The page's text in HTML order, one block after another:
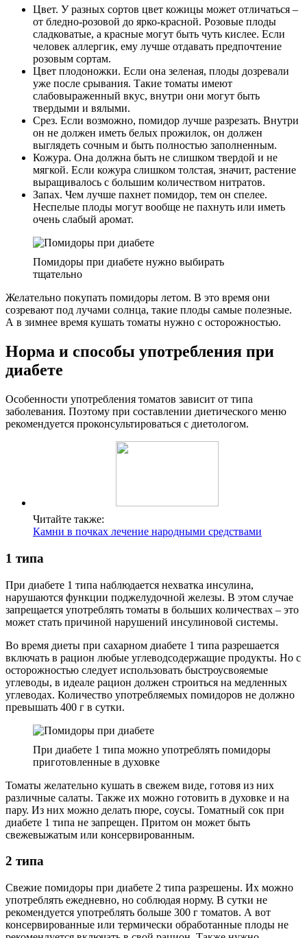
Цвет. У разных сортов цвет кожицы может отличаться –
от бледно-розовой до ярко-красной. Розовые плоды
сладковатые, а красные могут быть чуть кислее. Если
человек аллергик, ему лучше отдавать предпочтение
розовым сортам.
Цвет плодоножки. Если она зеленая, плоды дозревали
уже после срывания. Такие томаты имеют
слабовыраженный вкус, внутри они могут быть
твердыми и вялыми.
Срез. Если возможно, помидор лучше разрезать. Внутри
он не должен иметь белых прожилок, он должен
выглядеть сочным и быть полностью заполненным.
Кожура. Она должна быть не слишком твердой и не
мягкой. Если кожура слишком толстая, значит, растение
выращивалось с большим количеством нитратов.
Запах. Чем лучше пахнет помидор, тем он спелее.
Неспелые плоды могут вообще не пахнуть или иметь
очень слабый аромат.
Помидоры при диабете нужно выбирать
тщательно
Желательно покупать помидоры летом. В это время они
созревают под лучами солнца, такие плоды самые полезные.
А в зимнее время кушать томаты нужно с осторожностью.
Норма и способы употребления при
диабете
Особенности употребления томатов зависит от типа
заболевания. Поэтому при составлении диетического меню
рекомендуется проконсультироваться с диетологом.
Читайте также:
Камни в почках лечение народными средствами
1 типа
При диабете 1 типа наблюдается нехватка инсулина,
нарушаются функции поджелудочной железы. В этом случае
запрещается употреблять томаты в больших количествах – это
может стать причиной нарушений инсулиновой системы.
Во время диеты при сахарном диабете 1 типа разрешается
включать в рацион любые углеводсодержащие продукты. Но с
осторожностью следует использовать быстроусвояемые
углеводы, в идеале рацион должен строиться на медленных
углеводах. Количество употребляемых помидоров не должно
превышать 400 г в сутки.
При диабете 1 типа можно употреблять помидоры
приготовленные в духовке
Томаты желательно кушать в свежем виде, готовя из них
различные салаты. Также их можно готовить в духовке и на
пару. Из них можно делать пюре, соусы. Томатный сок при
диабете 1 типа не запрещен. Притом он может быть
свежевыжатым или консервированным.
2 типа
Свежие помидоры при диабете 2 типа разрешены. Их можно
употреблять ежедневно, но соблюдая норму. В сутки не
рекомендуется употреблять больше 300 г томатов. А вот
консервированные или термически обработанные плоды не